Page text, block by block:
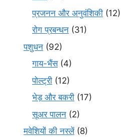
प्रजनन और अनुवंशिकी (12)
रोग प्रबन्धन (31)
पशुधन (92)
गाय-भैंस(4)
पोल्ट्री (12)
भेड़ और बकरी (17)
सूअर पालन (2)
मवेशियों की नस्लें(8)